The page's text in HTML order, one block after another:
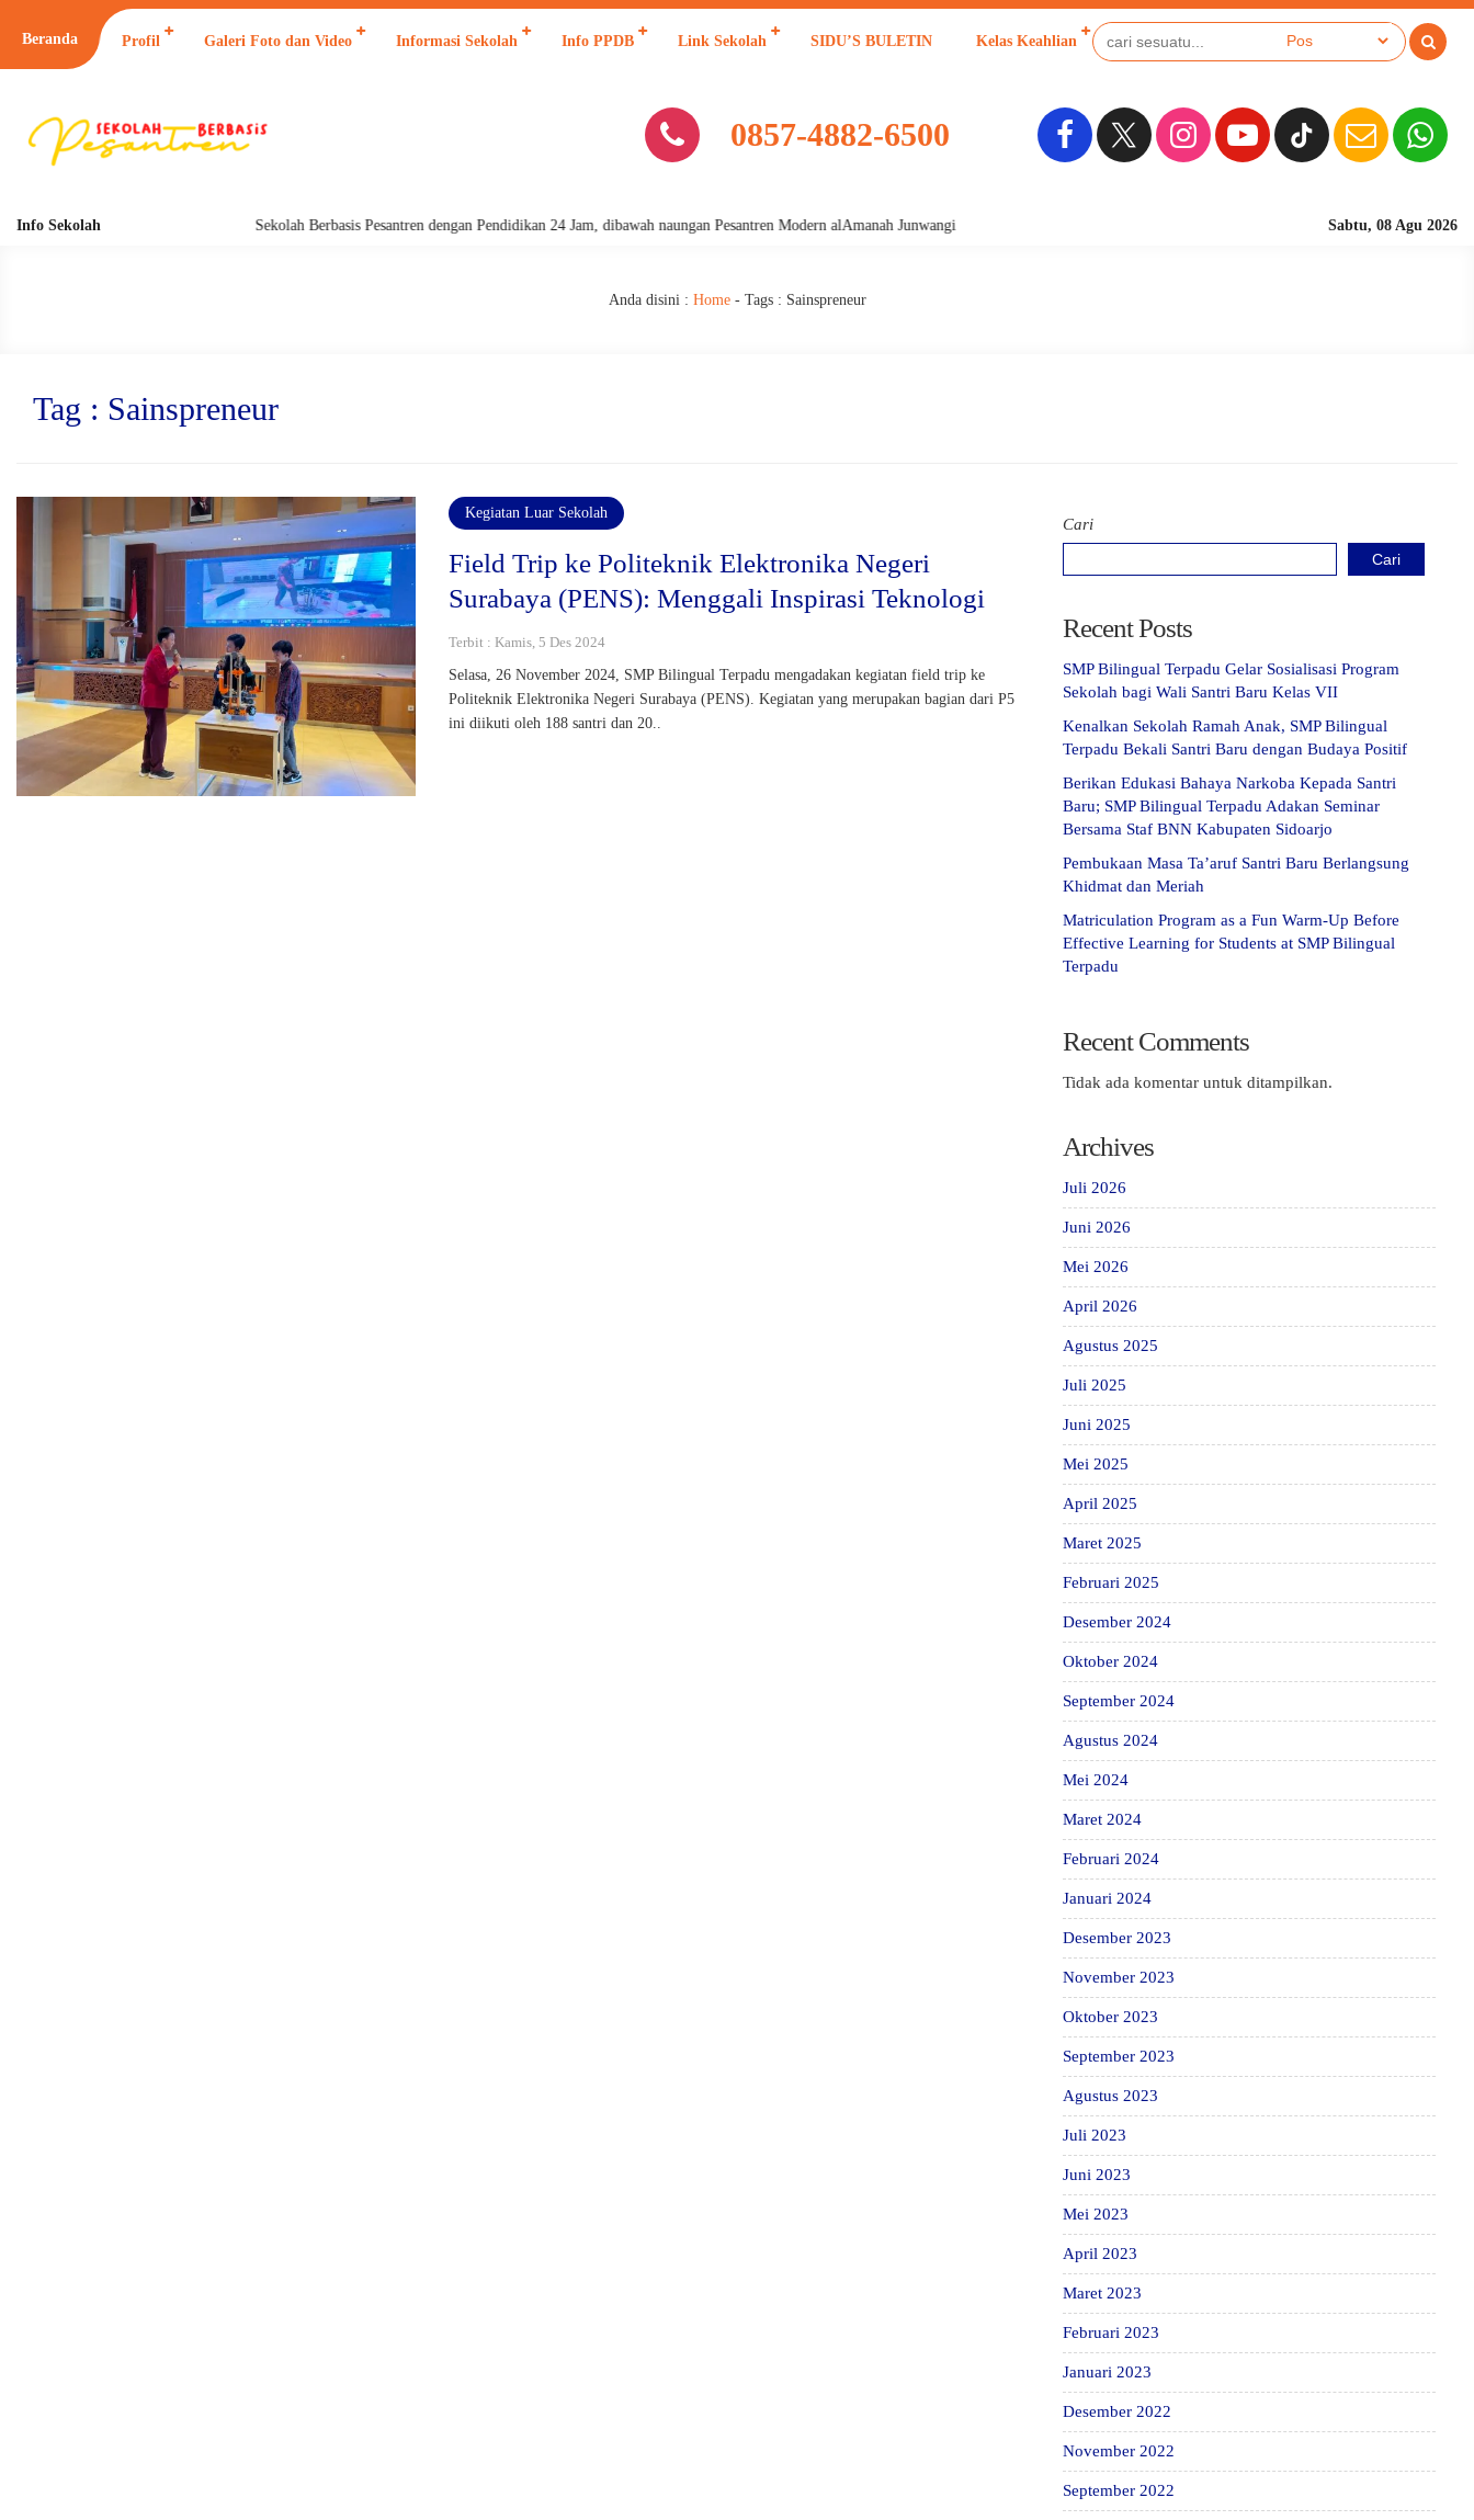
Beranda Profil Galeri Foto dan Video Informasi Sekolah Info PPDB Link Sekolah SIDU’S BULETIN Kelas Keahlian
0857-4882-6500
Info Sekolah Sabtu, 08 Agu 2026
Sekolah
Sekolah Berbasis Pesantren dengan Pendidikan 24 Jam, dibawah naungan Pesantren Modern alAmanah Junwangi
Anda disini : Home- Tags : Sainspreneur
Tag : Sainspreneur
Kegiatan Luar Sekolah
Field Trip ke Politeknik Elektronika Negeri
Surabaya (PENS): Menggali Inspirasi Teknologi
Terbit : Kamis, 5 Des 2024
Selasa, 26 November 2024, SMP Bilingual Terpadu mengadakan kegiatan field trip ke
Politeknik Elektronika Negeri Surabaya (PENS). Kegiatan yang merupakan bagian dari P5
ini diikuti oleh 188 santri dan 20..
Cari
Cari
Recent Posts
SMP Bilingual Terpadu Gelar Sosialisasi Program
Sekolah bagi Wali Santri Baru Kelas VII
Kenalkan Sekolah Ramah Anak, SMP Bilingual
Terpadu Bekali Santri Baru dengan Budaya Positif
Berikan Edukasi Bahaya Narkoba Kepada Santri
Baru; SMP Bilingual Terpadu Adakan Seminar
Bersama Staf BNN Kabupaten Sidoarjo
Pembukaan Masa Ta’aruf Santri Baru Berlangsung
Khidmat dan Meriah
Matriculation Program as a Fun Warm-Up Before
Effective Learning for Students at SMP Bilingual
Terpadu
Recent Comments
Tidak ada komentar untuk ditampilkan.
Archives
Juli 2026
Juni 2026
Mei 2026
April 2026
Agustus 2025
Juli 2025
Juni 2025
Mei 2025
April 2025
Maret 2025
Februari 2025
Desember 2024
Oktober 2024
September 2024
Agustus 2024
Mei 2024
Maret 2024
Februari 2024
Januari 2024
Desember 2023
November 2023
Oktober 2023
September 2023
Agustus 2023
Juli 2023
Juni 2023
Mei 2023
April 2023
Maret 2023
Februari 2023
Januari 2023
Desember 2022
November 2022
September 2022